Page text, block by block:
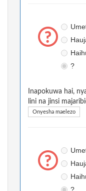
?
Inapokuwa hai,
lini na jinsi
Onyesha maelezo
?